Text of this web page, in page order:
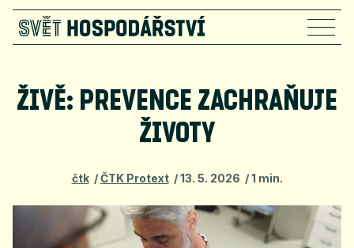
ŽIVĚ: PREVENCE ZACHRAŇUJE
ŽIVOTY
čtk ČTK Protext 13. 5. 2026 1 min.